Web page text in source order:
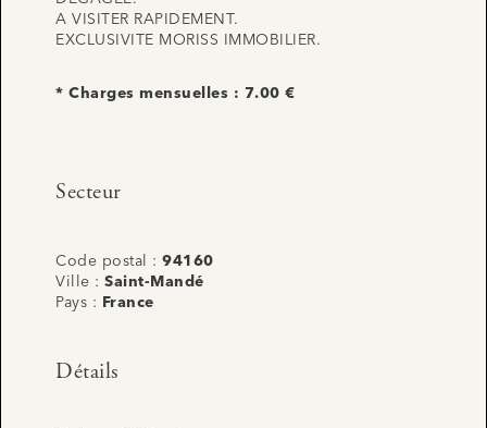
A VISITER RAPIDEMENT.
EXCLUSIVITE MORISS IMMOBILIER.
* Charges mensuelles : 7.00 €
Secteur
Code postal : 94160
Ville : Saint-Mandé
Pays :
France
Détails